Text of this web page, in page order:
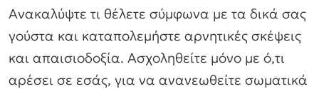
Ανακαλύψτε τι θέλετε σύμφωνα με τα δικά σας
γούστα και καταπολεμήστε αρνητικές σκέψεις
και απαισιοδοξία. Ασχοληθείτε μόνο με ό,τι
αρέσει σε εσάς, για να ανανεωθείτε σωματικά